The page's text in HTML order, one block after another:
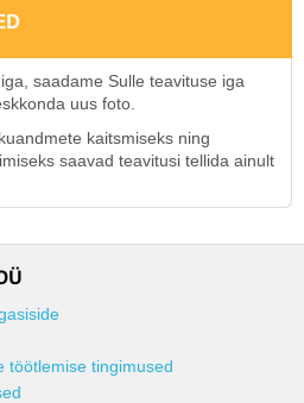
saadame Sulle teavituse iga
uus foto.
kaitsmiseks ning
saavad teavitusi tellida ainult
töötlemise tingimused